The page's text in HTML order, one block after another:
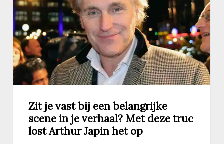
een
belangrijke
scene
in
je
verhaal?
Met
truc
Arthur
Japin
Zit je vast bij een belangrijke
scene in je verhaal? Met deze truc
lost Arthur Japin het op